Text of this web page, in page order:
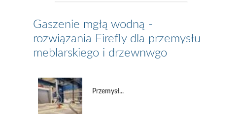
Gaszenie mgłą wodną -
rozwiązania Firefly dla przemysłu
meblarskiego i drzewnwgo
Przemysł...